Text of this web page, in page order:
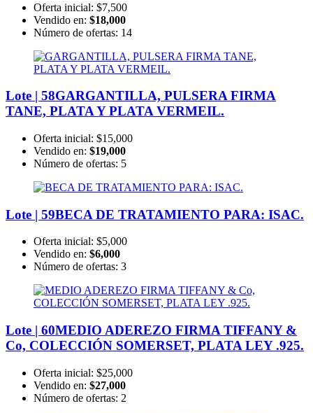
Oferta inicial: $7,500
Vendido en: $18,000
Número de ofertas: 14
Lote | 58GARGANTILLA, PULSERA FIRMA
TANE, PLATA Y PLATA VERMEIL.
Oferta inicial: $15,000
Vendido en: $19,000
Número de ofertas: 5
Lote | 59BECA DE TRATAMIENTO PARA: ISAC.
Oferta inicial: $5,000
Vendido en: $6,000
Número de ofertas: 3
Lote | 60MEDIO ADEREZO FIRMA TIFFANY &
Co, COLECCIÓN SOMERSET, PLATA LEY .925.
Oferta inicial: $25,000
Vendido en: $27,000
Número de ofertas: 2